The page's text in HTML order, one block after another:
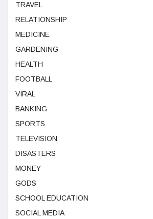
TRAVEL
RELATIONSHIP
MEDICINE
GARDENING
HEALTH
FOOTBALL
VIRAL
BANKING
SPORTS
TELEVISION
DISASTERS
MONEY
GODS
SCHOOL EDUCATION
SOCIAL MEDIA